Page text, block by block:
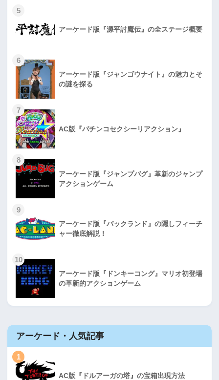
5
アーケード版『源平討魔伝』の全ステージ概要
6
アーケード版『ジャンゴウナイト』の魅力とそ
の謎を探る
7
AC版『パチンコセクシーリアクション』
8
アーケード版『ジャンプバグ』革新のジャンプ
アクションゲーム
9
アーケード版『パックランド』の隠しフィーチ
ャー徹底解説！
10
アーケード版『ドンキーコング』マリオ初登場
の革新的アクションゲーム
アーケード・人気記事
1
AC版『ドルアーガの塔』の宝箱出現方法